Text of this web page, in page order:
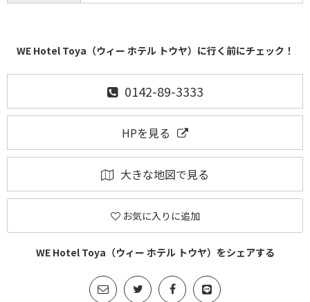
WE Hotel Toya（ウィー ホテル トウヤ）に行く前にチェック！
0142-89-3333
HPを見る
大きな地図で見る
お気に入りに追加
WE Hotel Toya（ウィー ホテル トウヤ）をシェアする